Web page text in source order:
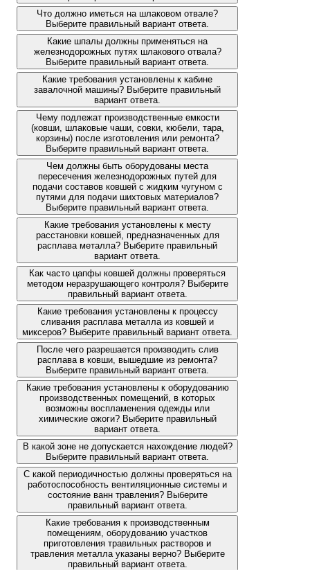
Что должно иметься на шлаковом отвале?
Выберите правильный вариант ответа.
Какие шпалы должны применяться на
железнодорожных путях шлакового отвала?
Выберите правильный вариант ответа.
Какие требования установлены к кабине
завалочной машины? Выберите правильный
вариант ответа.
Чему подлежат производственные емкости
(ковши, шлаковые чаши, совки, кюбели, тара,
корзины) после изготовления или ремонта?
Выберите правильный вариант ответа.
Чем должны быть оборудованы места
пересечения железнодорожных путей для
подачи составов ковшей с жидким чугуном с
путями для подачи шихтовых материалов?
Выберите правильный вариант ответа.
Какие требования установлены к месту
расстановки ковшей, предназначенных для
расплава металла? Выберите правильный
вариант ответа.
Как часто цапфы ковшей должны проверяться
методом неразрушающего контроля? Выберите
правильный вариант ответа.
Какие требования установлены к процессу
сливания расплава металла из ковшей и
миксеров? Выберите правильный вариант ответа.
После чего разрешается производить слив
расплава в ковши, вышедшие из ремонта?
Выберите правильный вариант ответа.
Какие требования установлены к оборудованию
производственных помещений, в которых
возможны воспламенения одежды или
химические ожоги? Выберите правильный
вариант ответа.
В какой зоне не допускается нахождение людей?
Выберите правильный вариант ответа.
С какой периодичностью должны проверяться на
работоспособность вентиляционные системы и
состояние ванн травления? Выберите
правильный вариант ответа.
Какие требования к производственным
помещениям, оборудованию участков
приготовления травильных растворов и
травления металла указаны верно? Выберите
правильный вариант ответа.